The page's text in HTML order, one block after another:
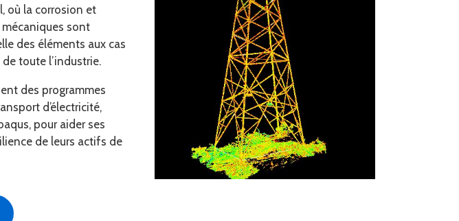
où la corrosion et
mécaniques sont
des éléments aux cas
toute l’industrie.
des programmes
d’électricité,
pour aider ses
de leurs actifs de